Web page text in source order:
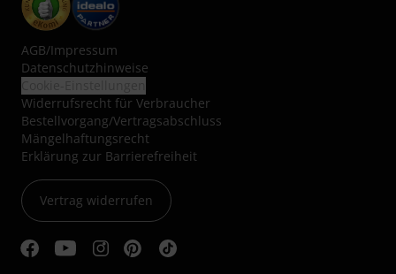
AGB/Impressum
Datenschutzhinweise
Widerrufsrecht für Verbraucher
Bestellvorgang/Vertragsabschluss
Mängelhaftungsrecht
Erklärung zur Barrierefreiheit
Vertrag widerrufen